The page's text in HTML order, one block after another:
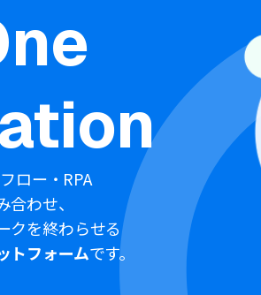
ロー・RPA
わせ、
クを終わらせる
トフォームです。